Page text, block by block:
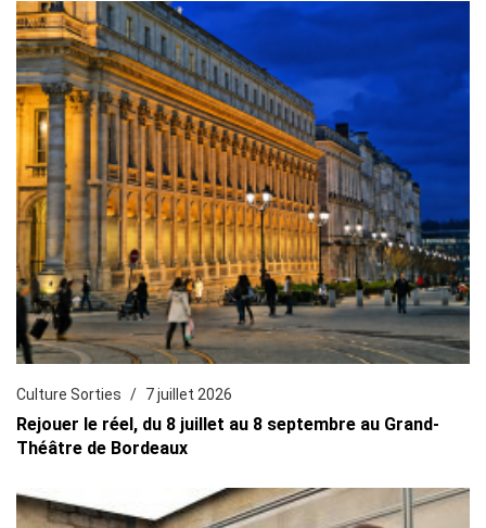
Culture Sorties 7 juillet 2026
Rejouer le réel, du 8 juillet au 8 septembre au Grand-
Théâtre de Bordeaux